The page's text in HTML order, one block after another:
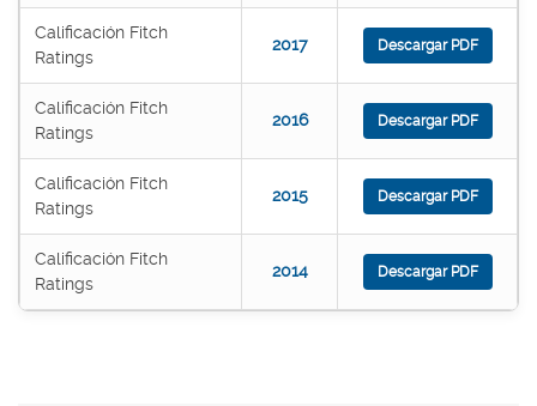
Calificación Fitch
Ratings
2017 Descargar PDF
Calificación Fitch
Ratings
2016 Descargar PDF
Calificación Fitch
Ratings
2015 Descargar PDF
Calificación Fitch
Ratings
2014 Descargar PDF